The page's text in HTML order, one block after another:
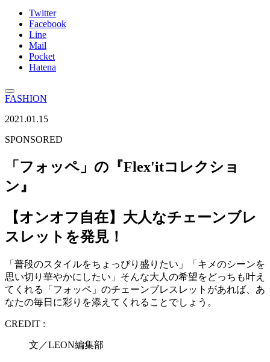
Twitter
Facebook
Line
Mail
Pocket
Hatena
FASHION
2021.01.15
SPONSORED
「フォッペ」の『Flex'itコレクショ
ン』
【オンオフ自在】大人なチェーンブレ
スレットを発見！
「普段のスタイルをちょっぴり盛りたい」「キメのシーンを
思い切り華やかにしたい」そんな大人の希望をどっちも叶え
てくれる「フォッペ」のチェーンブレスレットがあれば、あ
なたの毎日に彩りを添えてくれることでしょう。
CREDIT :
文／LEON編集部